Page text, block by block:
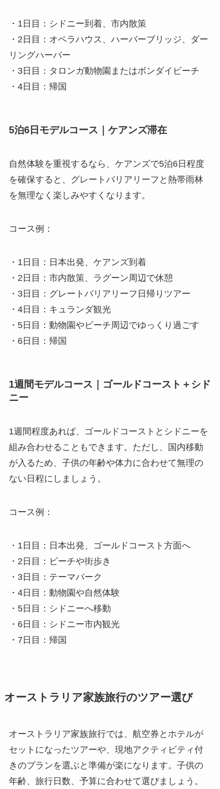
・1日目：シドニー到着、市内散策
・2日目：オペラハウス、ハーバーブリッジ、ダー
リングハーバー
・3日目：タロンガ動物園またはボンダイビーチ
・4日目：帰国
5泊6日モデルコース｜ケアンズ滞在
自然体験を重視するなら、ケアンズで5泊6日程度
を確保すると、グレートバリアリーフと熱帯雨林
を無理なく楽しみやすくなります。
コース例：
・1日目：日本出発、ケアンズ到着
・2日目：市内散策、ラグーン周辺で休憩
・3日目：グレートバリアリーフ日帰りツアー
・4日目：キュランダ観光
・5日目：動物園やビーチ周辺でゆっくり過ごす
・6日目：帰国
1週間モデルコース｜ゴールドコースト＋シド
ニー
1週間程度あれば、ゴールドコーストとシドニーを
組み合わせることもできます。ただし、国内移動
が入るため、子供の年齢や体力に合わせて無理の
ない日程にしましょう。
コース例：
・1日目：日本出発、ゴールドコースト方面へ
・2日目：ビーチや街歩き
・3日目：テーマパーク
・4日目：動物園や自然体験
・5日目：シドニーへ移動
・6日目：シドニー市内観光
・7日目：帰国
オーストラリア家族旅行のツアー選び
オーストラリア家族旅行では、航空券とホテルが
セットになったツアーや、現地アクティビティ付
きのプランを選ぶと準備が楽になります。子供の
年齢、旅行日数、予算に合わせて選びましょう。